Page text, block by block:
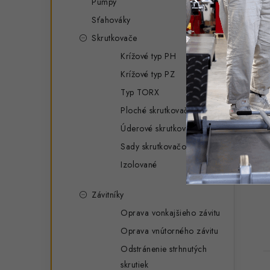
Sťahováky
Skrutkovače
Krížové typ PH
Krížové typ PZ
Typ TORX
Ploché skrutkovače
Úderové skrutkovače
Sady skrutkovačov
Izolované
Závitníky
Oprava vonkajšieho závitu
Oprava vnútorného závitu
Odstránenie strhnutých
skrutiek